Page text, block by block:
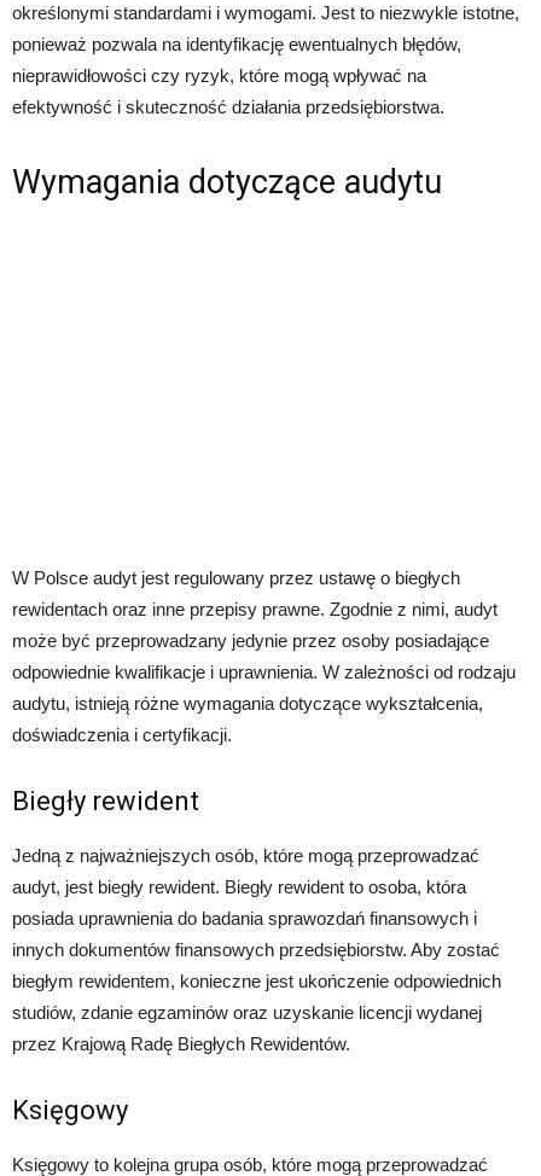
określonymi standardami i wymogami. Jest to niezwykle istotne,
ponieważ pozwala na identyfikację ewentualnych błędów,
nieprawidłowości czy ryzyk, które mogą wpływać na
efektywność i skuteczność działania przedsiębiorstwa.
Wymagania dotyczące audytu
W Polsce audyt jest regulowany przez ustawę o biegłych
rewidentach oraz inne przepisy prawne. Zgodnie z nimi, audyt
może być przeprowadzany jedynie przez osoby posiadające
odpowiednie kwalifikacje i uprawnienia. W zależności od rodzaju
audytu, istnieją różne wymagania dotyczące wykształcenia,
doświadczenia i certyfikacji.
Biegły rewident
Jedną z najważniejszych osób, które mogą przeprowadzać
audyt, jest biegły rewident. Biegły rewident to osoba, która
posiada uprawnienia do badania sprawozdań finansowych i
innych dokumentów finansowych przedsiębiorstw. Aby zostać
biegłym rewidentem, konieczne jest ukończenie odpowiednich
studiów, zdanie egzaminów oraz uzyskanie licencji wydanej
przez Krajową Radę Biegłych Rewidentów.
Księgowy
Księgowy to kolejna grupa osób, które mogą przeprowadzać